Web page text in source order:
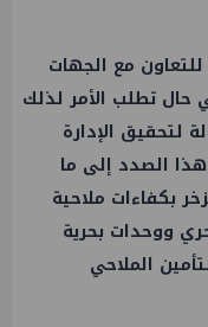
مع الجهات
حال تطلب الأمر لذلك
لتحقيق الإدارة
هذا الصدد إلى ما
بكفاءات ملاحية
ووحدات بحرية
الملاحي